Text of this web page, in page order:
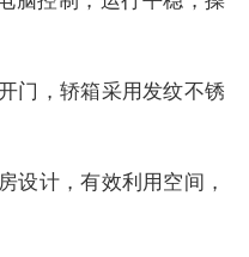
门，轿箱采用发纹不锈
设计，有效利用空间，